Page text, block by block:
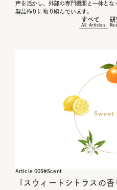
声を活かし、外部の専門機関と一体とな
製品作りに取り組んでいます。
すべて
All Articles
研
Article 005#Scent
「スウィートシトラスの